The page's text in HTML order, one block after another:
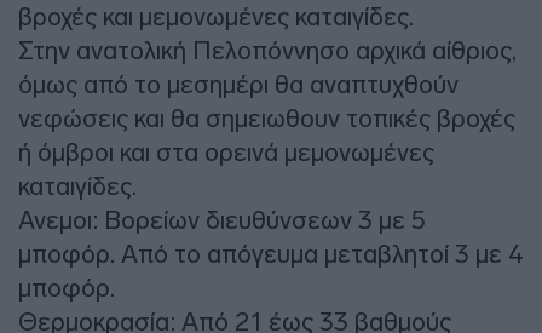
βροχές και μεμονωμένες καταιγίδες.
Στην ανατολική Πελοπόννησο αρχικά αίθριος,
όμως από το μεσημέρι θα αναπτυχθούν
νεφώσεις και θα σημειωθουν τοπικές βροχές
ή όμβροι και στα ορεινά μεμονωμένες
καταιγίδες.
Ανεμοι: Βορείων διευθύνσεων 3 με 5
μποφόρ. Από το απόγευμα μεταβλητοί 3 με 4
μποφόρ.
Θερμοκρασία: Από 21 έως 33 βαθμούς